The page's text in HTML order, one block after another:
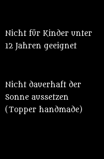
Nicht für Kinder unter
12 Jahren geeignet
Nicht dauerhaft der
Sonne aussetzen
(Topper handmade)